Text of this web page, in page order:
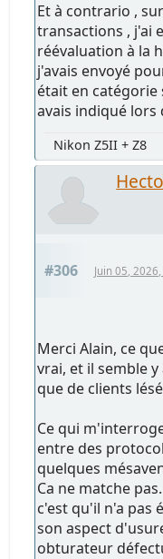
Et à contrario ,
transactions , j'ai
réévaluation à la
j'avais envoyé
était en catégorie
avais indiqué
Nikon Z5II + Z8
#306 Juin 05,
Merci Alain, ce
vrai, et il semble
que de clients
Ce qui
entre des
quelques
Ca ne matche
c'est qu'il n'a pas
son aspect
obturateur